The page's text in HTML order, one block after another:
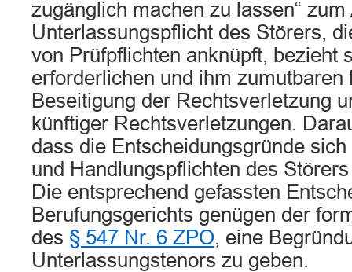
zugänglich machen zu lassen“
Unterlassungspflicht des Störers,
von Prüfpflichten anknüpft, bezieht
erforderlichen und ihm
Beseitigung der Rechtsverletzung
künftiger Rechtsverletzungen.
dass die Entscheidungsgründe
und Handlungspflichten des
Die entsprechend gefassten
Berufungsgerichts genügen der
des § 547 Nr. 6 ZPO, eine
Unterlassungstenors zu geben.